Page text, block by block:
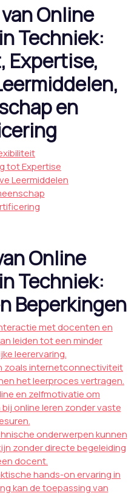
Online
Techniek:
Expertise,
en
tot Expertise
Leermiddelen
Online
Techniek:
Beperkingen
met docenten en
leiden tot een minder
leerervaring.
zoals internetconnectiviteit
het leerproces vertragen.
en zelfmotivatie om
online leren zonder vaste
onderwerpen kunnen
zonder directe begeleiding
docent.
hands-on ervaring in
kan de toepassing van